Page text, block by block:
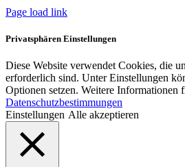
Page load link
Privatsphären Einstellungen
Diese Website verwendet Cookies, die
erforderlich sind. Unter Einstellungen
Optionen setzen. Weitere Informationen
Datenschutzbestimmungen
Einstellungen Alle akzeptieren